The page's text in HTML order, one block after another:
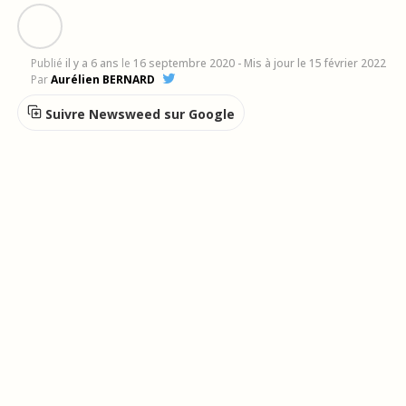
Publié il y a 6 ans le 16 septembre 2020 - Mis à jour le 15 février 2022
ParAurélien BERNARD
Suivre Newsweed sur Google